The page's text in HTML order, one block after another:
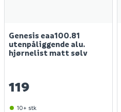
Genesis eaa100.81
utenpåliggende alu.
hjørnelist matt sølv
119
10+ stk